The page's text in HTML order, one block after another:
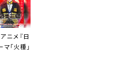
ニメ『日
「火種」